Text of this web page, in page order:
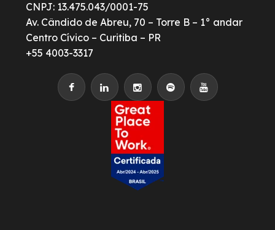
CNPJ: 13.475.043/0001-75
Av. Cândido de Abreu, 70 – Torre B – 1° andar
Centro Cívico – Curitiba – PR
+55 4003-3317